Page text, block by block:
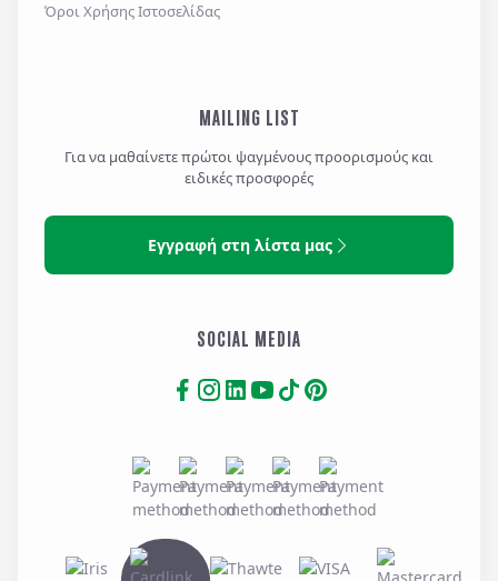
Όροι Χρήσης Ιστοσελίδας
MAILING LIST
Για να μαθαίνετε πρώτοι ψαγμένους προορισμούς και
ειδικές προσφορές
Εγγραφή στη λίστα μας
SOCIAL MEDIA